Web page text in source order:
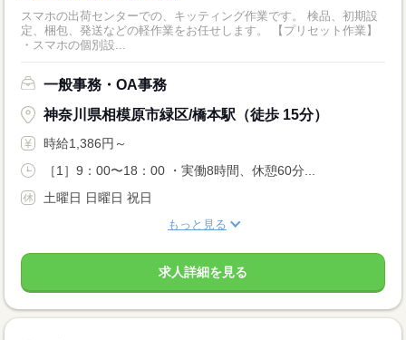
スマホの出荷センターでの、キッティング作業です。 検品、初期設
定、梱包、発送などの軽作業をお任せします。 【プリセット作業】
・スマホの個別設...
一般事務・OA事務
神奈川県相模原市緑区/橋本駅（徒歩 15分）
時給1,386円～
［1］9：00〜18：00 ・実働8時間、休憩60分...
土曜日 日曜日 祝日
もっと見る
求人詳細を見る